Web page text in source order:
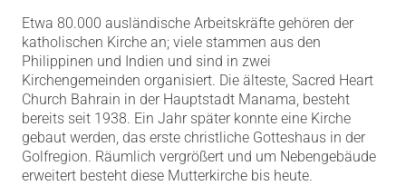
Etwa 80.000 ausländische Arbeitskräfte gehören der
katholischen Kirche an; viele stammen aus den
Philippinen und Indien und sind in zwei
Kirchengemeinden organisiert. Die älteste, Sacred Heart
Church Bahrain in der Hauptstadt Manama, besteht
bereits seit 1938. Ein Jahr später konnte eine Kirche
gebaut werden, das erste christliche Gotteshaus in der
Golfregion. Räumlich vergrößert und um Nebengebäude
erweitert besteht diese Mutterkirche bis heute.